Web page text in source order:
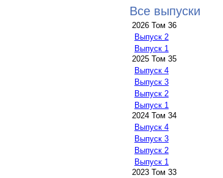
Все выпуски
2026 Том 36
Выпуск 2
Выпуск 1
2025 Том 35
Выпуск 4
Выпуск 3
Выпуск 2
Выпуск 1
2024 Том 34
Выпуск 4
Выпуск 3
Выпуск 2
Выпуск 1
2023 Том 33